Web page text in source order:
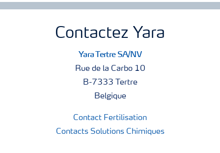
Contactez Yara
Yara Tertre SA/NV
Rue de la Carbo 10
B-7333 Tertre
Belgique
Contact Fertilisation
Contacts Solutions Chimiques